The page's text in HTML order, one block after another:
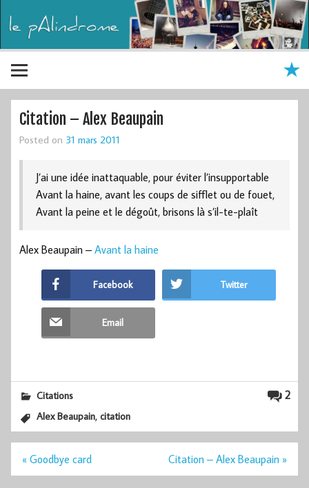
Citation – Alex Beaupain
Posted on 31 mars 2011
J’ai une idée inattaquable, pour éviter l’insupportable
Avant la haine, avant les coups de sifflet ou de fouet,
Avant la peine et le dégoût, brisons là s’il-te-plaît
Alex Beaupain – Avant la haine
Facebook Twitter
Email
2
Citations
Alex Beaupain,citation
Navigation
l’article
« Goodbye card Citation – Alex Beaupain »